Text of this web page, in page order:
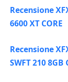
Recensione
6600 XT CORE
Recensione
SWFT 210 8GB